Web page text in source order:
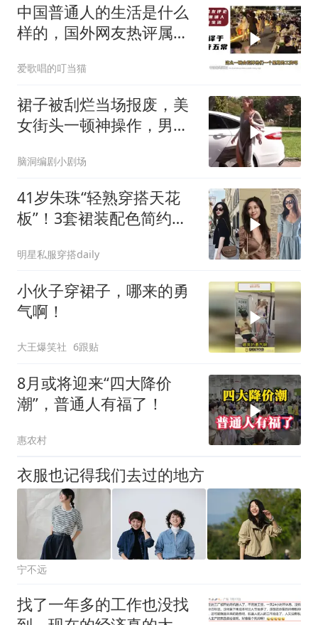
中国普通人的生活是什么
样的，国外网友热评属于
爱歌唱的叮当猫
裙子被刮烂当场报废，美
女街头一顿神操作，男友
脑洞编剧小剧场
41岁朱珠“轻熟穿搭天花
板”！3套裙装配色简约有
明星私服穿搭daily
小伙子穿裙子，哪来的勇
气啊！
大王爆笑社 6跟贴
8月或将迎来“四大降价
潮”，普通人有福了！
惠农村
衣服也记得我们去过的地方
宁不远
找了一年多的工作也没找